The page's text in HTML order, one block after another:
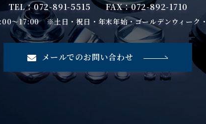
TEL：072-891-5515 FAX：072-892-1710
～17:00 ※土日・祝日・年末年始・ゴールデンウィーク
メールでのお問い合わせ